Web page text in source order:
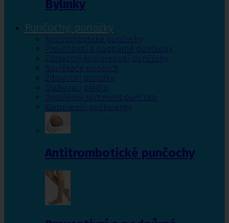
Bylinky
Punčochy, ponožky
Antitrombotické punčochy
Preventivní a podpůrné punčochy
Zdravotní kompresivní punčochy
Navlékače punčoch
Zdravotní ponožky
Stahovací prádlo
Doplňkový sortiment punčoch
Kompresní podkolenky
Antitrombotické punčochy